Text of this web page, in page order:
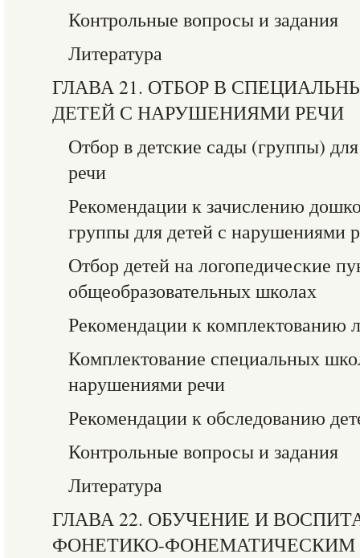
Контрольные вопросы и задания
Литература
ГЛАВА 21. ОТБОР В
ДЕТЕЙ С НАРУШЕНИЯМИ РЕЧИ
Отбор в детские сады (группы)
речи
Рекомендации к зачислению
группы для детей с нарушениями
Отбор детей на логопедические
общеобразовательных школах
Рекомендации к комплектованию
Комплектование специальных
нарушениями речи
Рекомендации к обследованию
Контрольные вопросы и задания
Литература
ГЛАВА 22. ОБУЧЕНИЕ И
ФОНЕТИКО-ФОНЕМАТИЧЕСКИМ